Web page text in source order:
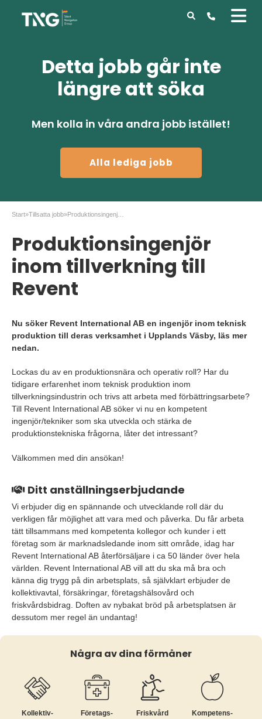
Detta jobb går inte
längre att söka
Men kolla in våra andra jobb istället!
Alla lediga jobb
Start»Tillsatta jobb»
Produktionsingenjör
inom tillverkning till
Revent
Nu söker Revent International AB en ingenjör inom teknisk
produktion till deras verksamhet i Upplands Väsby, läs mer
nedan.
Lockas du av en produktionsnära och operativ roll? Har du
tidigare erfarenhet inom teknisk produktion inom
tillverkningsindustrin och trivs att arbeta med förbättringsarbete?
Till Revent International AB söker vi nu en kompetent
ingenjör/tekniker som ska utveckla och stärka de
produktionstekniska frågorna, låter det intressant?
Välkommen med din ansökan!
Ditt anställningserbjudande
Vi erbjuder dig en spännande och utvecklande roll där du
verkligen får möjlighet att vara med och påverka. Du får arbeta
tätt tillsammans med kompetenta kollegor och kunder i ett
företag som är marknadsledande inom sitt område, idag har
Revent International AB återförsäljare i ca 50 länder över hela
världen. Revent International AB vill att du ska må bra och
känna dig trygg på din arbetsplats, så självklart erbjuder de
kollektivavtal, försäkringar, företagshälsovård och
friskvårdsbidrag. Doften av nybakat bröd på arbetsplatsen är
dessutom mer regel än undantag!
Några av dina förmåner
Kollektiv­
Företags­
Friskvård
Kompetens­